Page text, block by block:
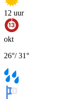
12 uur
okt
26°/31°